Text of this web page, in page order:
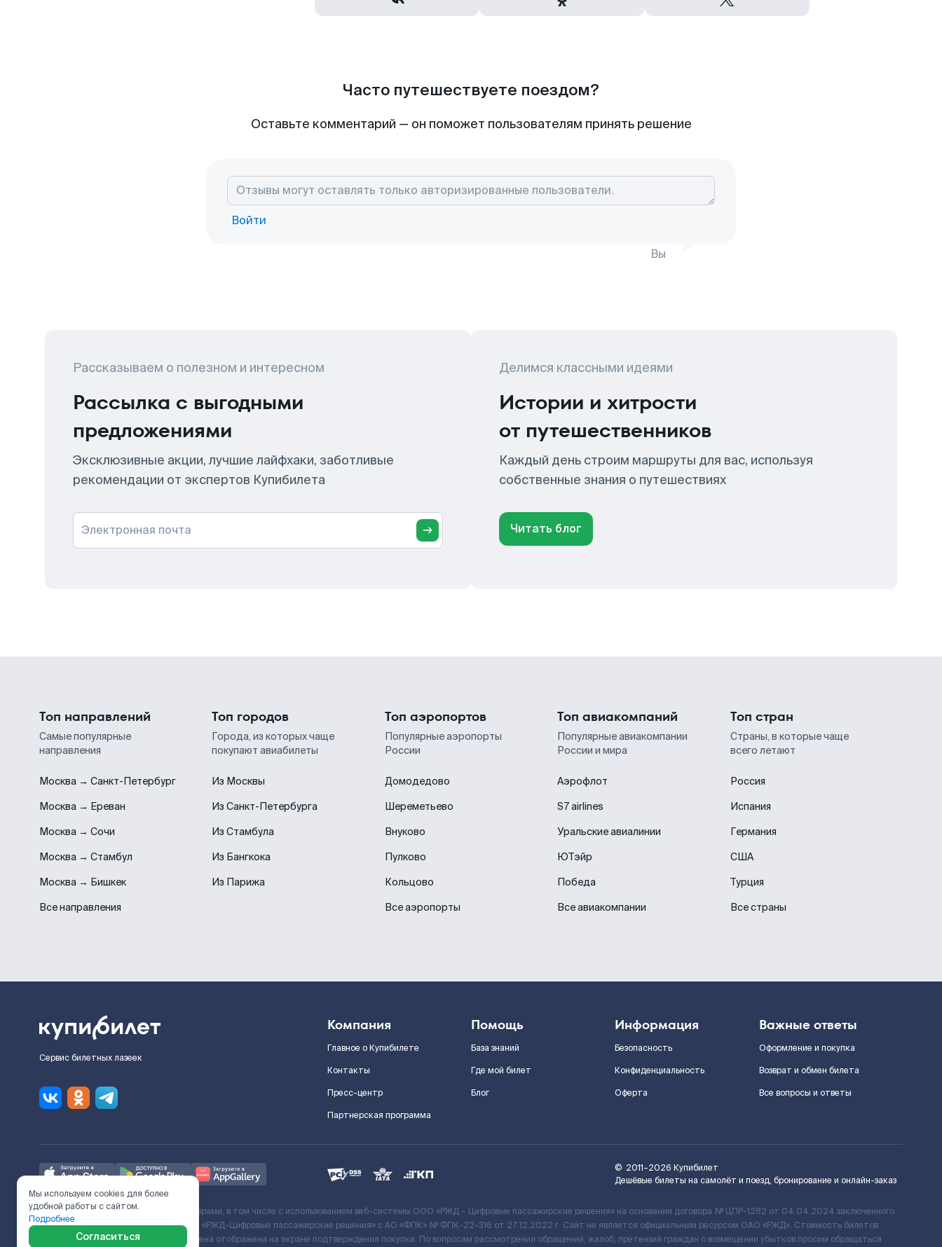
Часто путешествуете поездом?
Оставьте комментарий — он поможет пользователям принять решение
Войти
Вы
Рассказываем о полезном и интересном
Рассылка с выгодными
предложениями
Эксклюзивные акции, лучшие лайфхаки, заботливые
рекомендации от экспертов Купибилета
Электронная почта
Делимся классными идеями
Истории и хитрости
от путешественников
Каждый день строим маршруты для вас, используя
собственные знания о путешествиях
Читать блог
Топ направлений
Самые популярные
направления
Москва → Санкт-Петербург
Москва → Ереван
Москва → Сочи
Москва → Стамбул
Москва → Бишкек
Все направления
Топ городов
Города, из которых чаще
покупают авиабилеты
Из Москвы
Из Санкт-Петербурга
Из Стамбула
Из Бангкока
Из Парижа
Топ аэропортов
Популярные аэропорты
России
Домодедово
Шереметьево
Внуково
Пулково
Кольцово
Все аэропорты
Топ авиакомпаний
Популярные авиакомпании
России и мира
Аэрофлот
S7 airlines
Уральские авиалинии
ЮТэйр
Победа
Все авиакомпании
Топ стран
Страны, в которые чаще
всего летают
Россия
Испания
Германия
США
Турция
Все страны
Сервис билетных лазеек
Компания
Главное о Купибилете
Контакты
Пресс-центр
Партнерская программа
Помощь
База знаний
Где мой билет
Блог
Информация
Безопасность
Конфиденциальность
Оферта
Важные ответы
Оформление и покупка
Возврат и обмен билета
Все вопросы и ответы
© 2011–2026 Купибилет
Дешёвые билеты на самолёт и поезд, бронирование и онлайн-заказ
Ж/Д билеты предоставляются партнёрами, в том числе с использованием веб-системы ООО «РЖД – Цифровые пассажирские решения» на основании договора № ЦПР-1282 от 04.04.2024 заключенного
с Поставщиком услуг и Договора ООО «РЖД-Цифровые пассажирские решения» c АО «ФПК» № ФПК-22-316 от 27.12.2022 г. Сайт не является официальным ресурсом ОАО «РЖД». Стоимость билетов
включает сервисный сбор. Итоговая цена отображена на экране подтверждения покупки. По вопросам рассмотрения обращений, жалоб, претензий граждан о возмещении убытков просим обращаться
Мы используем cookies для более
удобной работы с сайтом.
Подробнее
Согласиться